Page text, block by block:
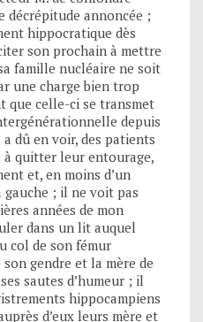
décrépitude annoncée ;
hippocratique dès
son prochain à mettre
famille nucléaire ne soit
une charge bien trop
que celle-ci se transmet
depuis
dû en voir, des patients
à quitter leur entourage,
et, en moins d’un
gauche ; il ne voit pas
années de mon
dans un lit auquel
col de son fémur
gendre et la mère de
sautes d’humeur ; il
hippocampiens
d’eux leurs mère et